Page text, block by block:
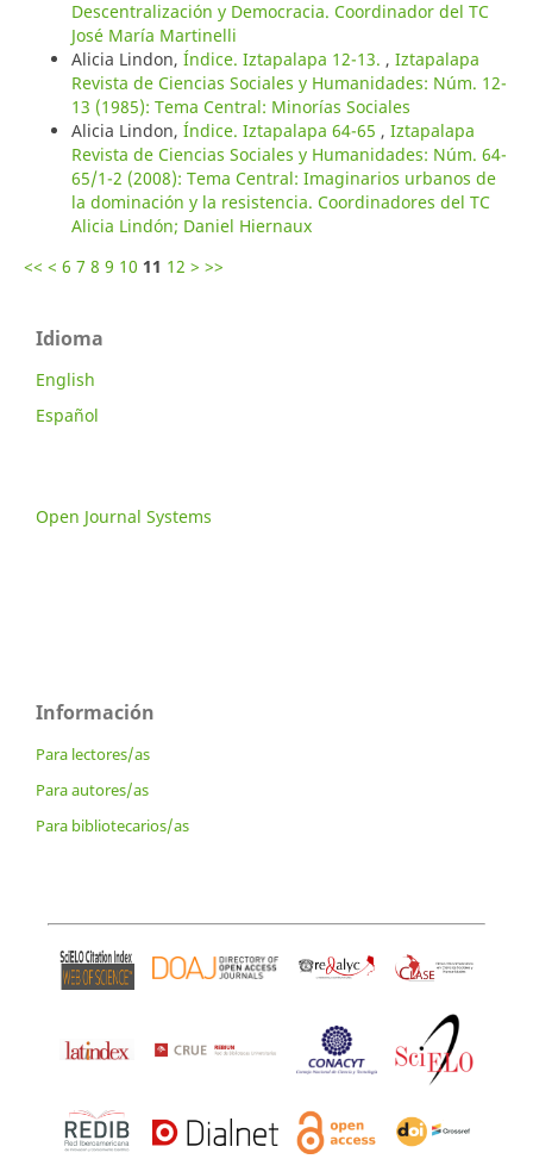
Descentralización y Democracia. Coordinador del TC
José María Martinelli
Alicia Lindon, Índice. Iztapalapa 12-13. , Iztapalapa
Revista de Ciencias Sociales y Humanidades: Núm. 12-
13 (1985): Tema Central: Minorías Sociales
Alicia Lindon, Índice. Iztapalapa 64-65 , Iztapalapa
Revista de Ciencias Sociales y Humanidades: Núm. 64-
65/1-2 (2008): Tema Central: Imaginarios urbanos de
la dominación y la resistencia. Coordinadores del TC
Alicia Lindón; Daniel Hiernaux
<< < 6 7 8 9 10 11 12 > >>
Idioma
English
Español
Open Journal Systems
Información
Para lectores/as
Para autores/as
Para bibliotecarios/as